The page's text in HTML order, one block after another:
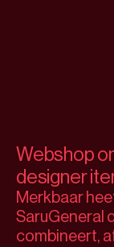
Webshop
designer
Merkbaar
SaruGeneral
combineert,